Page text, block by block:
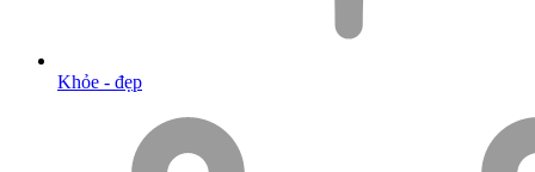
Khỏe - đẹp